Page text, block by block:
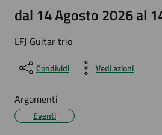
dal 14 Agosto 2026 al
LFJ Guitar trio
Condividi Vedi azioni
Argomenti
Eventi